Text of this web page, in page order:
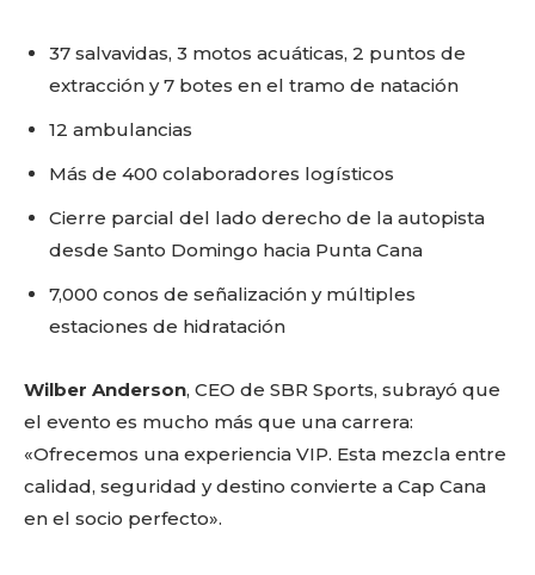
37 salvavidas, 3 motos acuáticas, 2 puntos de
extracción y 7 botes en el tramo de natación
12 ambulancias
Más de 400 colaboradores logísticos
Cierre parcial del lado derecho de la autopista
desde Santo Domingo hacia Punta Cana
7,000 conos de señalización y múltiples
estaciones de hidratación
Wilber Anderson, CEO de SBR Sports, subrayó que
el evento es mucho más que una carrera:
«Ofrecemos una experiencia VIP. Esta mezcla entre
calidad, seguridad y destino convierte a Cap Cana
en el socio perfecto».